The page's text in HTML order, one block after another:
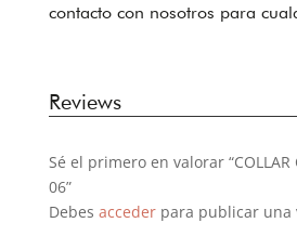
contacto con nosotros para
Reviews
Sé el primero en valorar “COLLAR
06”
Debes accederpara publicar una